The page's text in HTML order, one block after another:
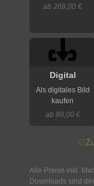
ab 269,00 €
Digital
Als digitales Bild
kaufen
ab 89,00 €
♡
Alle Preise inkl.
Downloads sind